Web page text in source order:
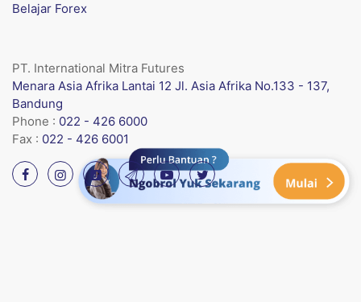
Belajar Forex
PT. International Mitra Futures
Menara Asia Afrika Lantai 12 Jl. Asia Afrika No.133 - 137,
Bandung
Phone : 022 - 426 6000
Fax : 022 - 426 6001